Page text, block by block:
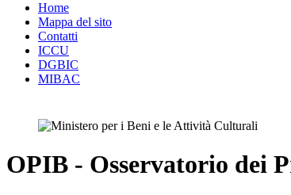
Home
Mappa del sito
Contatti
ICCU
DGBIC
MIBAC
OPIB - Osservatorio dei